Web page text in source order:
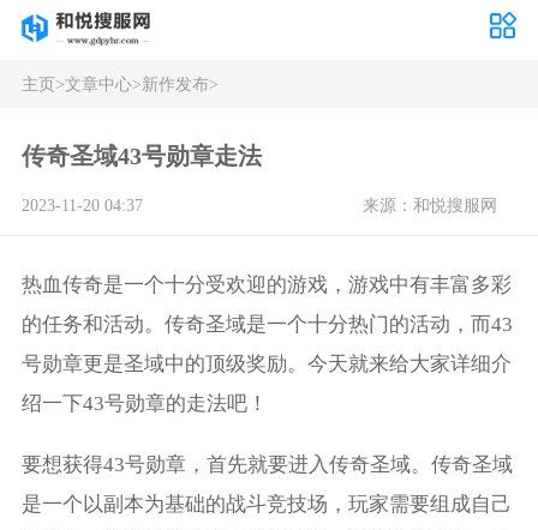
主页>文章中心>新作发布>
传奇圣域43号勋章走法
2023-11-20 04:37 来源：和悦搜服网
热血传奇是一个十分受欢迎的游戏，游戏中有丰富多彩
的任务和活动。传奇圣域是一个十分热门的活动，而43
号勋章更是圣域中的顶级奖励。今天就来给大家详细介
绍一下43号勋章的走法吧！
要想获得43号勋章，首先就要进入传奇圣域。传奇圣域
是一个以副本为基础的战斗竞技场，玩家需要组成自己